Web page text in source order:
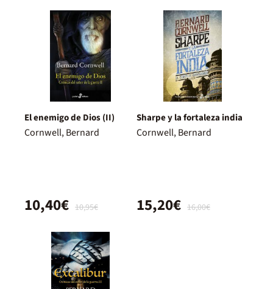
El enemigo de Dios (II)
Cornwell, Bernard
10,95€
10,40€
Sharpe y la fortaleza india
Cornwell, Bernard
16,00€
15,20€